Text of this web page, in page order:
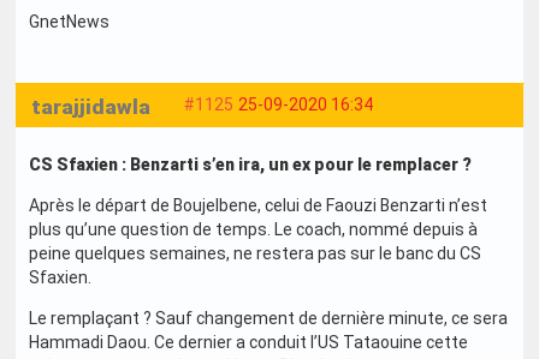
GnetNews
#1125 25-09-2020 16:34
tarajjidawla
CS Sfaxien : Benzarti s’en ira, un ex pour le remplacer ?
Après le départ de Boujelbene, celui de Faouzi Benzarti n’est
plus qu’une question de temps. Le coach, nommé depuis à
peine quelques semaines, ne restera pas sur le banc du CS
Sfaxien.
Le remplaçant ? Sauf changement de dernière minute, ce sera
Hammadi Daou. Ce dernier a conduit l’US Tataouine cette